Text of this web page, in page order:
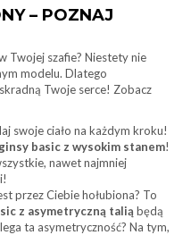
– POZNAJ
Twojej szafie? Niestety nie
modelu. Dlatego
Twoje serce! Zobacz
swoje ciało na każdym kroku!
basic z wysokim stanem!
nawet najmniej
przez Ciebie hołubiona? To
z asymetryczną talią będą
ta asymetryczność? Na tym,